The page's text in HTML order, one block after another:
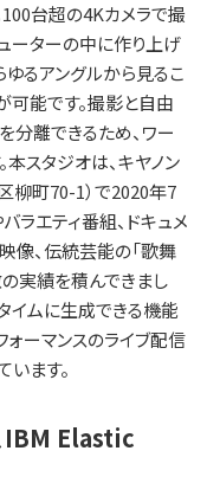
台超の4Kカメラで撮
ーターの中に作り上げ
るアングルから見るこ
可能です。撮影と自由
分離できるため、ワー
スタジオは、キヤノン
柳町70-1）で2020年7
ラエティ番組、ドキュメ
像、伝統芸能の「歌舞
の実績を積んできまし
イムに生成できる機能
ォーマンスのライブ配信
ます。
IBM Elastic